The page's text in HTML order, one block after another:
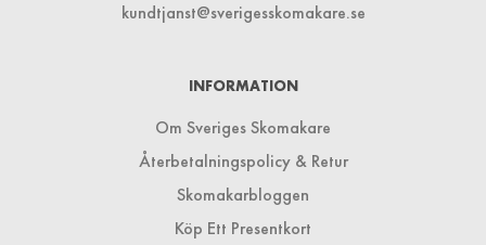
kundtjanst@sverigesskomakare.se
INFORMATION
Om Sveriges Skomakare
Återbetalningspolicy & Retur
Skomakarbloggen
Köp Ett Presentkort